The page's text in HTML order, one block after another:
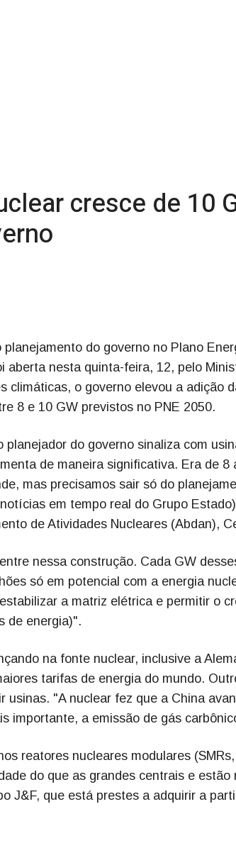
cresce de 10
do governo no Plano
aberta nesta quinta-feira, 12, pelo
climáticas, o governo elevou a adição
8 e 10 GW previstos no PNE 2050.
do governo sinaliza com
de maneira significativa. Era de 8
mas precisamos sair só do
em tempo real do Grupo
de Atividades Nucleares (Abdan),
nessa construção. Cada GW
só em potencial com a energia
a matriz elétrica e permitir o
de energia)".
na fonte nuclear, inclusive a
tarifas de energia do mundo.
"A nuclear fez que a China
importante, a emissão de gás
reatores nucleares modulares
do que as grandes centrais e estão
J&F, que está prestes a adquirir a